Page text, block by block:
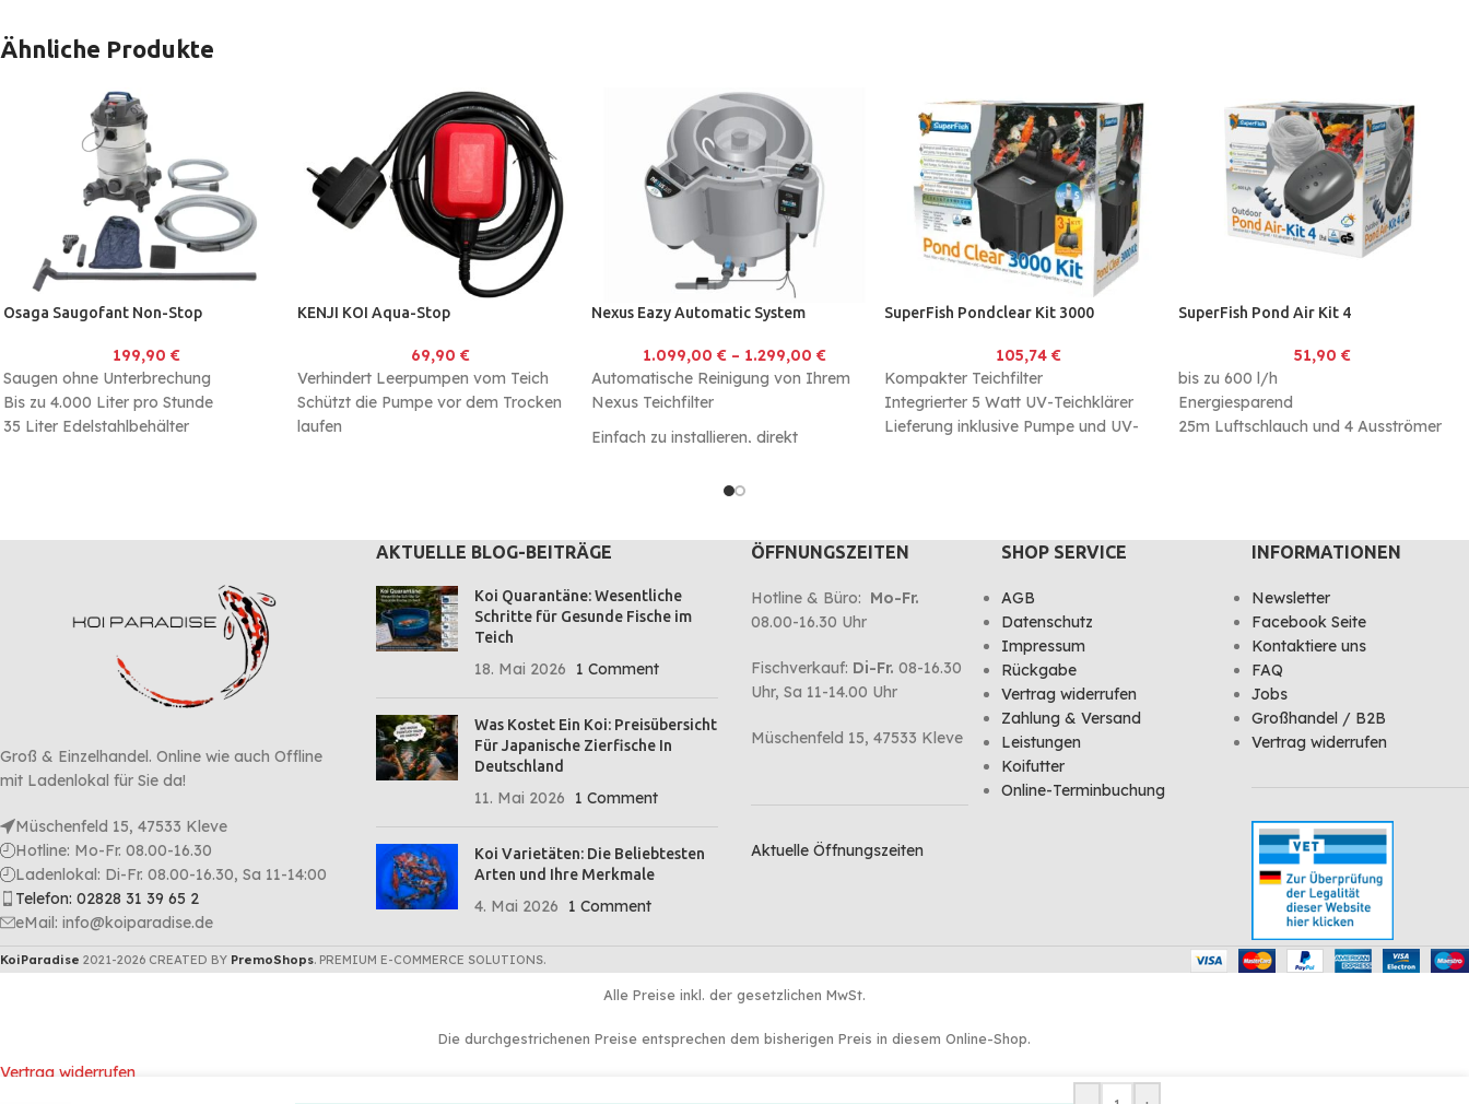
In 3mm und 6mm verfügbar
Ähnliche Produkte
Osaga Saugofant Non-Stop
199,90€
Saugen ohne Unterbrechung
Bis zu 4.000 Liter pro Stunde
35 Liter Edelstahlbehälter
KENJI KOI Aqua-Stop
69,90€
Verhindert Leerpumpen vom Teich
Schützt die Pumpe vor dem Trocken
laufen
Nexus Eazy Automatic System
1.099,00 €– 1.299,00 €
Automatische Reinigung von Ihrem
Nexus Teichfilter
Einfach zu installieren, direkt
Für Schwerkraftfilter und gepumpte
SuperFish Pondclear Kit 3000
105,74 €
Kompakter Teichfilter
Integrierter 5 Watt UV-Teichklärer
Lieferung inklusive Pumpe und UV-
SuperFish Pond Air Kit 4
51,90 €
bis zu 600 l/h
Energiesparend
25m Luftschlauch und 4 Ausströmer
Groß & Einzelhandel. Online wie auch Offline
mit Ladenlokal für Sie da!
Müschenfeld 15, 47533 Kleve
Hotline: Mo-Fr. 08.00-16.30
Ladenlokal: Di-Fr. 08.00-16.30, Sa 11-14:00
Telefon: 02828 31 39 65 2
eMail: info@koiparadise.de
AKTUELLE BLOG-BEITRÄGE
Koi Quarantäne: Wesentliche
Schritte für Gesunde Fische im
Teich
18. Mai 2026 1 Comment
Was Kostet Ein Koi: Preisübersicht
Für Japanische Zierfische In
Deutschland
11. Mai 2026 1 Comment
Koi Varietäten: Die Beliebtesten
Arten und Ihre Merkmale
4. Mai 2026 1 Comment
ÖFFNUNGSZEITEN
Hotline & Büro: Mo-Fr.
08.00-16.30 Uhr
Fischverkauf: Di-Fr. 08-16.30
Uhr, Sa 11-14.00 Uhr
Müschenfeld 15, 47533 Kleve
Aktuelle Öffnungszeiten
SHOP SERVICE
AGB
Datenschutz
Impressum
Rückgabe
Vertrag widerrufen
Zahlung & Versand
Leistungen
Koifutter
Online-Terminbuchung
INFORMATIONEN
Newsletter
Facebook Seite
Kontaktiere uns
FAQ
Jobs
Großhandel / B2B
Vertrag widerrufen
KoiParadise 2021-2026 CREATED BY PremoShops. PREMIUM E-COMMERCE SOLUTIONS.
Alle Preise inkl. der gesetzlichen MwSt.
Die durchgestrichenen Preise entsprechen dem bisherigen Preis in diesem Online-Shop.
Vertrag widerrufen